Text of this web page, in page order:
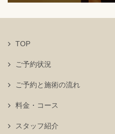
TOP
ご予約状況
ご予約と施術の流れ
料金・コース
スタッフ紹介